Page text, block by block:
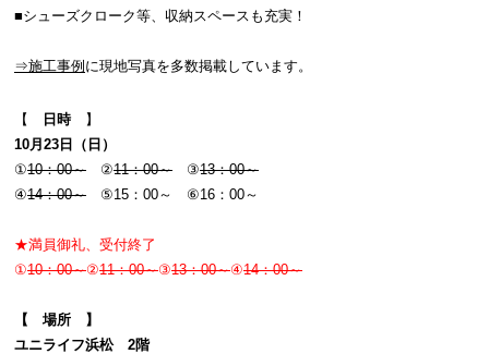
■シューズクローク等、収納スペースも充実！
⇒施工事例 に現地写真を多数掲載しています。
【 日時】
10月23日（日）
①10：00～ ②11：00～ ③13：00～
④14：00～ ⑤15：00～ ⑥16：00～
★満員御礼、受付終了
①10：00～②11：00～③13：00～④14：00～
【 場所 】
ユニライフ浜松 2階